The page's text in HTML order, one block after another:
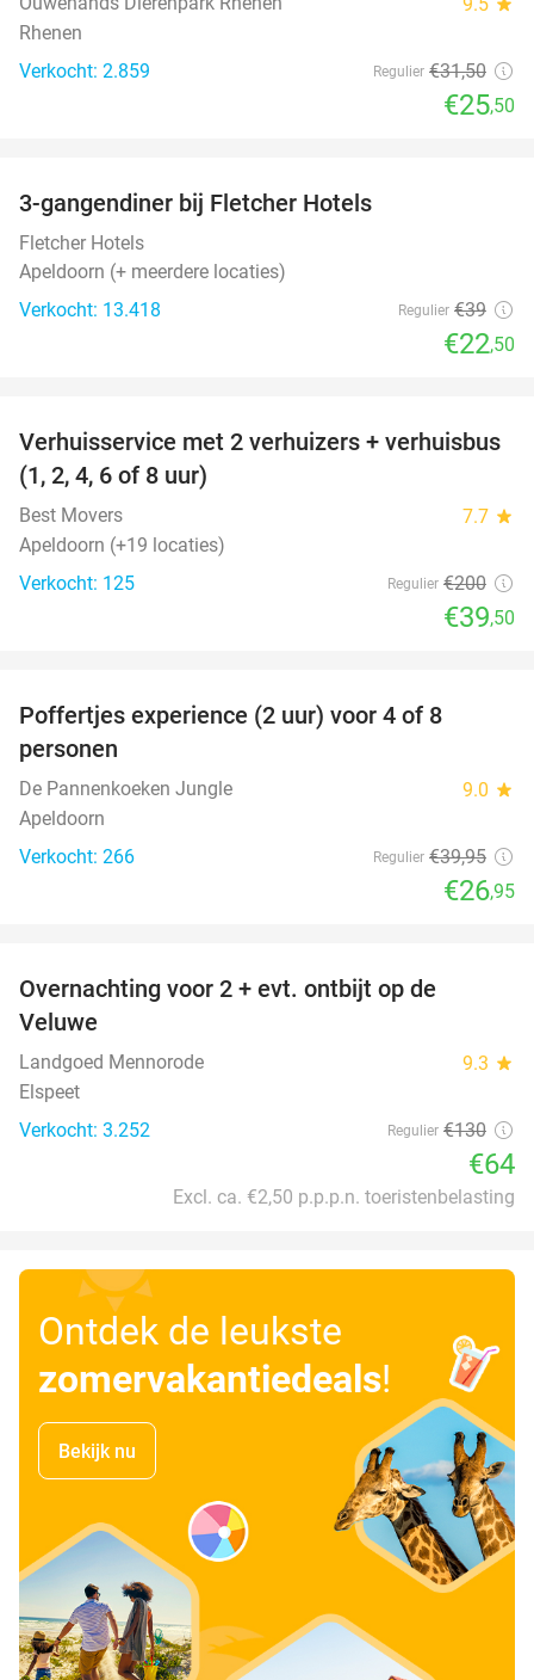
Rhenen
Verkocht: 2.859
Regulier €31,50
€25,50
3-gangendiner bij Fletcher Hotels
Fletcher Hotels
Apeldoorn (+ meerdere locaties)
Verkocht: 13.418
Regulier €39
€22,50
80%
Verhuisservice met 2 verhuizers + verhuisbus
(1, 2, 4, 6 of 8 uur)
Best Movers 7.7 star
Apeldoorn (+19 locaties)
Verkocht: 125
Regulier €200
€39,50
Poffertjes experience (2 uur) voor 4 of 8
personen
De Pannenkoeken Jungle 9.0 star
Apeldoorn
Verkocht: 266
Regulier €39,95
€26,95
Overnachting voor 2 + evt. ontbijt op de
Veluwe
Landgoed Mennorode 9.3 star
Elspeet
Verkocht: 3.252
Regulier €130
€64
Excl. ca. €2,50 p.p.p.n. toeristenbelasting
Ontdek de leukste
zomervakantiedeals!
Bekijk nu